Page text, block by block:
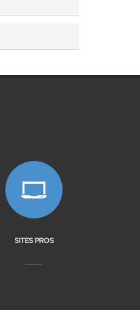
SITES PROS